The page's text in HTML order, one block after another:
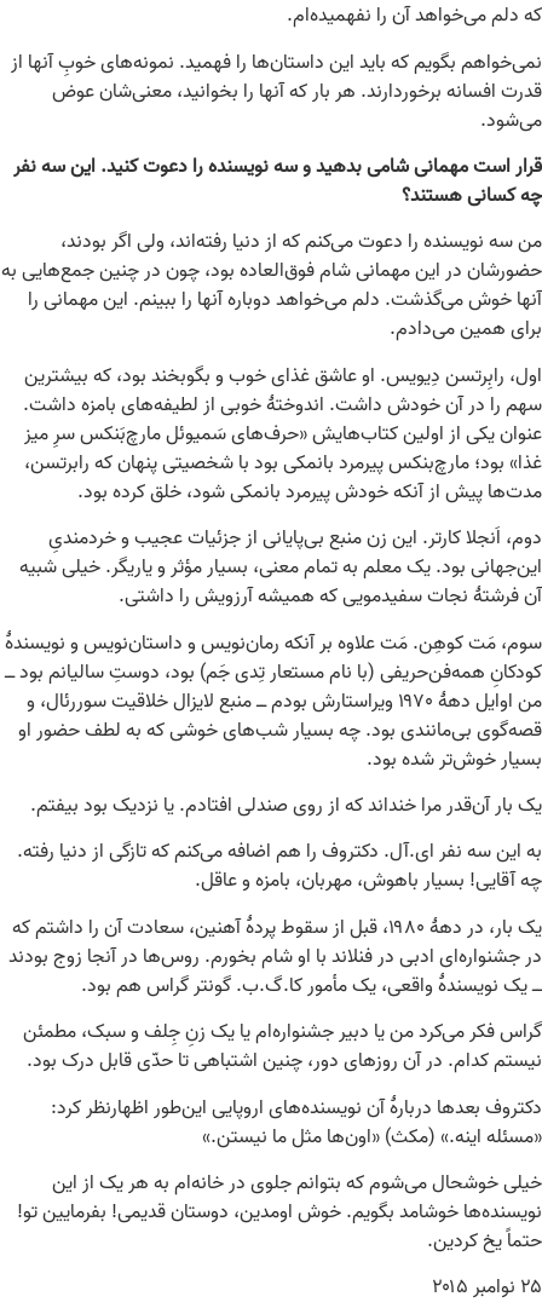
که دلم می‌خواهد آن را نفهمیده‌ام.
نمی‌خواهم بگویم که باید این داستان‌ها را فهمید. نمونه‌های خوبِ آنها از
قدرت افسانه برخوردارند. هر بار که آنها را بخوانید، معنی‌شان عوض
می‌شود.
قرار است مهمانی شامی بدهید و سه نویسنده را دعوت کنید. این سه نفر
چه کسانی هستند؟
من سه نویسنده را دعوت می‌کنم که از دنیا رفته‌اند، ولی اگر بودند،
حضورشان در این مهمانی شام فوق‌العاده بود، چون در چنین جمع‌هایی به
آنها خوش می‌گذشت. دلم می‌خواهد دوباره آنها را ببینم. این مهمانی را
برای همین می‌دادم.
اول، رابِرتسن دِیویس. او عاشق غذای خوب و بگوبخند بود، که بیشترین
سهم را در آن خودش داشت. اندوختۀ خوبی از لطیفه‌های بامزه داشت.
عنوان یکی از اولین کتاب‌هایش «حرف‌های سَمیوئل مارچ‌بَنکس سرِ میز
غذا» بود؛ مارچ‌بنکس پیرمرد بانمکی بود با شخصیتی پنهان که رابرتسن،
مدت‌ها پیش از آنکه خودش پیرمرد بانمکی شود، خلق کرده بود.
دوم، اَنجلا کارتر. این زن منبع بی‌پایانی از جزئیات عجیب و خردمندیِ
این‌جهانی بود. یک معلم به تمام معنی، بسیار مؤثر و یاریگر. خیلی شبیه
آن فرشتۀ نجات سفیدمویی که همیشه آرزویش را داشتی.
سوم، مَت کوهِن. مَت علاوه بر آنکه رمان‌نویس و داستان‌نویس و نویسندۀ
کودکانِ همه‌فن‌حریفی (با نام مستعار تِدی جَم) بود، دوستِ سالیانم بود ــ
من اوایل دهۀ ۱۹۷۰ ویراستارش بودم ــ منبع لایزال خلاقیت سوررئال، و
قصه‌گوی بی‌مانندی بود. چه بسیار شب‌های خوشی که به لطف حضور او
بسیار خوش‌تر شده بود.
یک بار آن‌قدر مرا خنداند که از روی صندلی افتادم. یا نزدیک بود بیفتم.
به این سه نفر ای.آل. دکتروف را هم اضافه می‌کنم که تازگی از دنیا رفته.
چه آقایی! بسیار باهوش، مهربان، بامزه و عاقل.
یک بار، در دهۀ ۱۹۸۰، قبل از سقوط پردۀ آهنین، سعادت آن را داشتم که
در جشنواره‌ای ادبی در فنلاند با او شام بخورم. روس‌ها در آنجا زوج بودند
ــ یک نویسندۀ واقعی، یک مأمور کا.گ.ب. گونتر گراس هم بود.
گراس فکر می‌کرد من یا دبیر جشنواره‌ام یا یک زنِ جِلف و سبک، مطمئن
نیستم کدام. در آن روزهای دور، چنین اشتباهی تا حدّی قابل درک بود.
دکتروف بعدها دربارۀ آن نویسنده‌های اروپایی این‌طور اظهارنظر کرد:
«مسئله اینه.» (مکث) «اون‌ها مثل ما نیستن.»
خیلی خوشحال می‌شوم که بتوانم جلوی در خانه‌ام به هر یک از این
نویسنده‌ها خوشامد بگویم. خوش اومدین، دوستان قدیمی! بفرمایین تو!
حتماً یخ کردین.
۲۵ نوامبر ۲۰۱۵